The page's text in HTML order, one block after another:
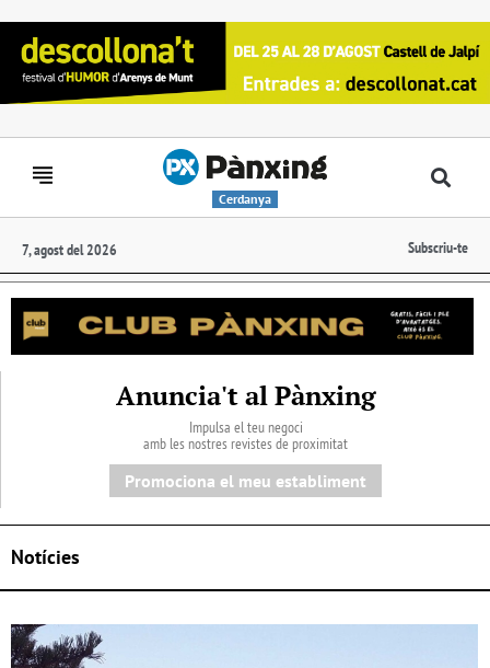
Cerdanya
7, agost del 2026 Subscriu-te
Anuncia't al Pànxing
Impulsa el teu negoci
amb les nostres revistes de proximitat
Promociona el meu establiment
Notícies